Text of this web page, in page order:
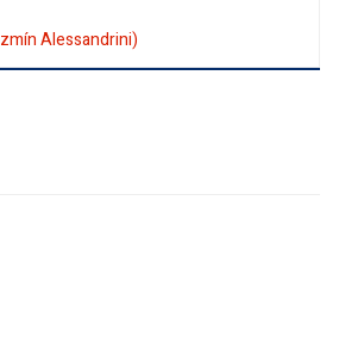
Alessandrini)